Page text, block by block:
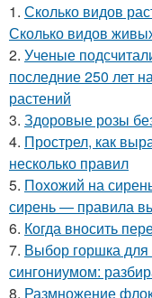
1. Сколько видов
Сколько видов
2. Ученые
последние 250 лет
растений
3. Здоровые розы
4. Прострел, как
несколько правил
5. Похожий на
сирень — правила
6. Когда вносить
7. Выбор горшка для
сингониумом:
8. Размножение